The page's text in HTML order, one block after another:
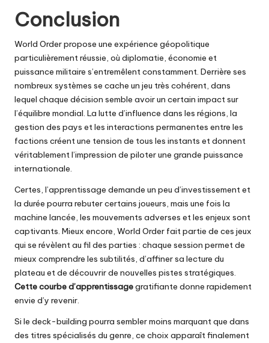
Conclusion
World Order propose une expérience géopolitique
particulièrement réussie, où diplomatie, économie et
puissance militaire s’entremêlent constamment. Derrière ses
nombreux systèmes se cache un jeu très cohérent, dans
lequel chaque décision semble avoir un certain impact sur
l’équilibre mondial. La lutte d’influence dans les régions, la
gestion des pays et les interactions permanentes entre les
factions créent une tension de tous les instants et donnent
véritablement l’impression de piloter une grande puissance
internationale.
Certes, l’apprentissage demande un peu d’investissement et
la durée pourra rebuter certains joueurs, mais une fois la
machine lancée, les mouvements adverses et les enjeux sont
captivants. Mieux encore, World Order fait partie de ces jeux
qui se révèlent au fil des parties : chaque session permet de
mieux comprendre les subtilités, d’affiner sa lecture du
plateau et de découvrir de nouvelles pistes stratégiques.
Cette courbe d’apprentissagegratifiante donne rapidement
envie d’y revenir.
Si le deck-building pourra sembler moins marquant que dans
des titres spécialisés du genre, ce choix apparaît finalement